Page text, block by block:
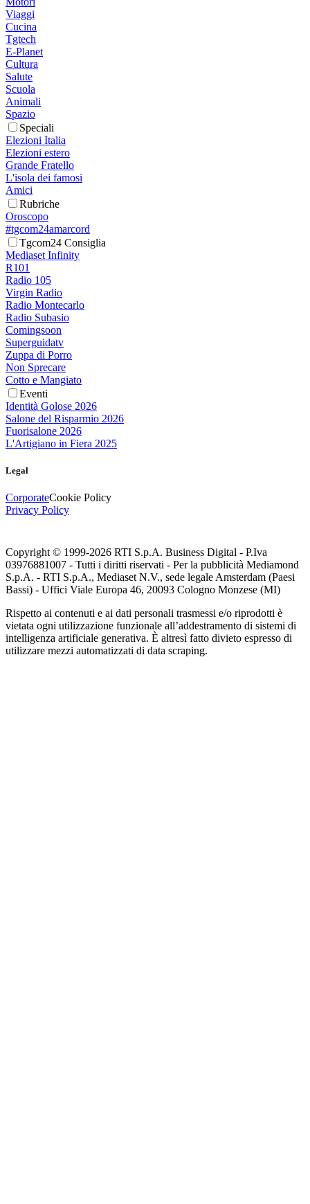
Viaggi
Cucina
Tgtech
E-Planet
Cultura
Salute
Scuola
Animali
Spazio
Speciali
Elezioni Italia
Elezioni estero
Grande Fratello
L'isola dei famosi
Amici
Rubriche
Oroscopo
#tgcom24amarcord
Tgcom24 Consiglia
Mediaset Infinity
R101
Radio 105
Virgin Radio
Radio Montecarlo
Radio Subasio
Comingsoon
Superguidatv
Zuppa di Porro
Non Sprecare
Cotto e Mangiato
Eventi
Identità Golose 2026
Salone del Risparmio 2026
Fuorisalone 2026
L'Artigiano in Fiera 2025
Legal
CorporateCookie Policy
Privacy Policy
Copyright © 1999-2026 RTI S.p.A. Business Digital - P.Iva
03976881007 - Tutti i diritti riservati - Per la pubblicità Mediamond
S.p.A. - RTI S.p.A., Mediaset N.V., sede legale Amsterdam (Paesi
Bassi) - Uffici Viale Europa 46, 20093 Cologno Monzese (MI)
Rispetto ai contenuti e ai dati personali trasmessi e/o riprodotti è
vietata ogni utilizzazione funzionale all’addestramento di sistemi di
intelligenza artificiale generativa. È altresì fatto divieto espresso di
utilizzare mezzi automatizzati di data scraping.